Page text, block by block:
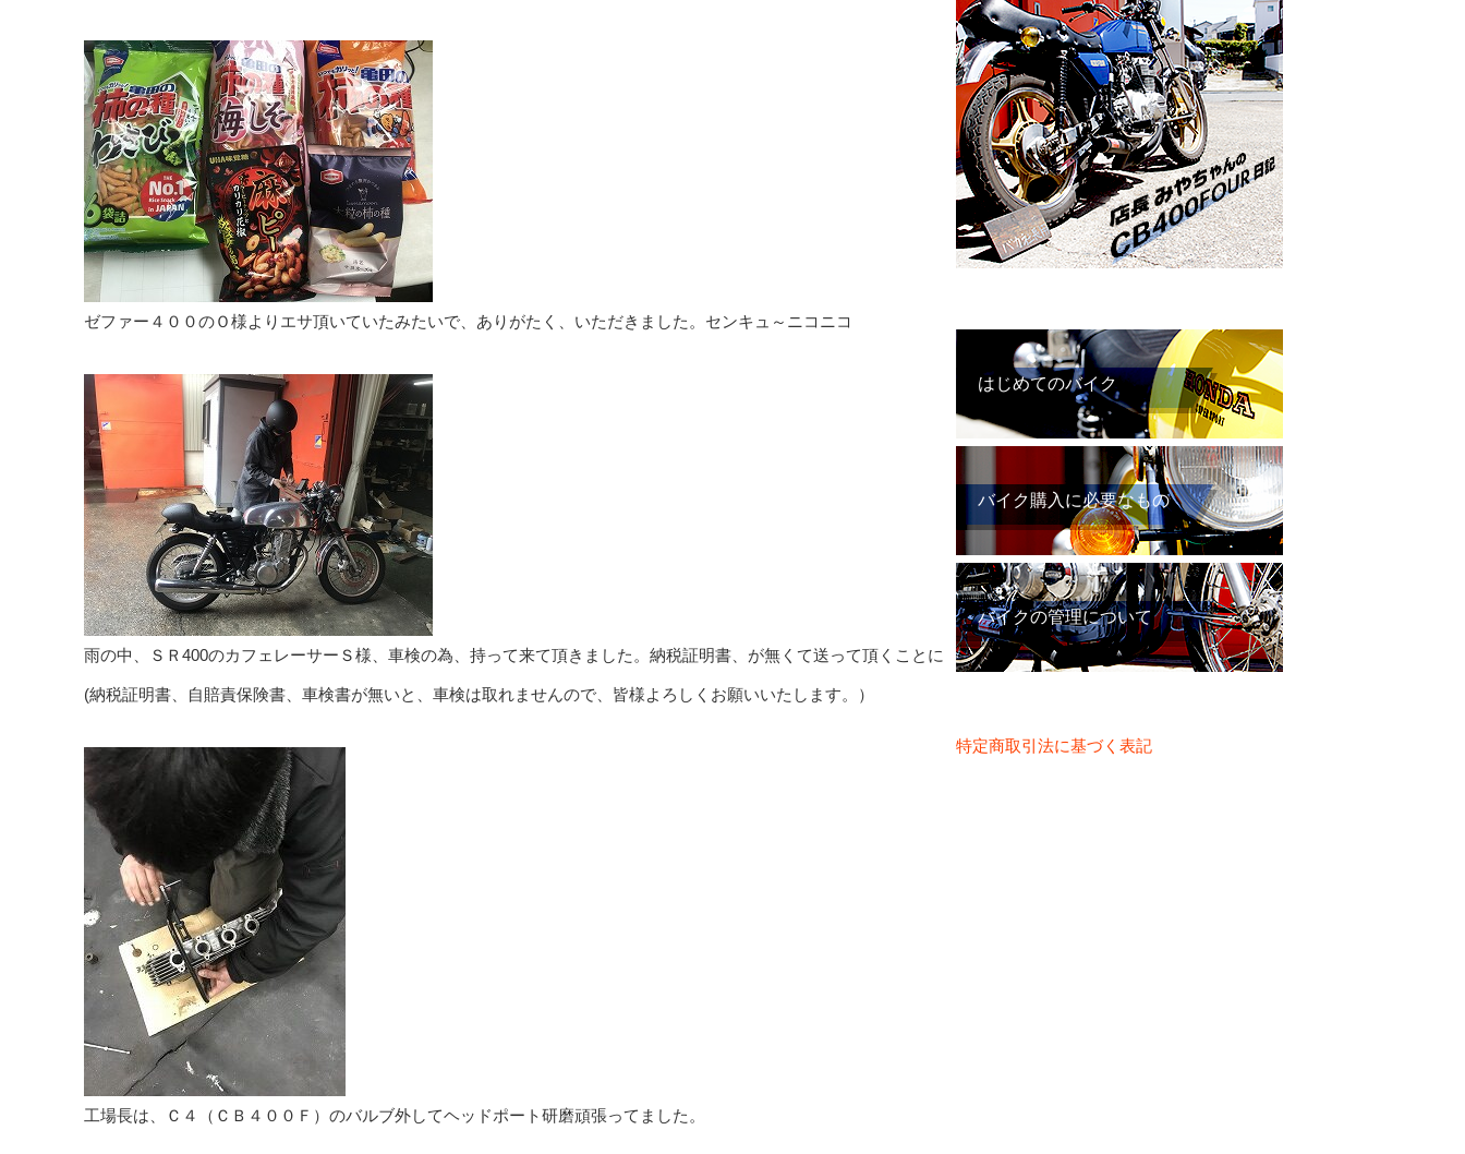
ゼファー４００のＯ様よりエサ頂いていたみたいで、ありがたく、いただきました。センキュ～ニコニコ
雨の中、ＳＲ400のカフェレーサーＳ様、車検の為、持って来て頂きました。納税証明書、が無くて送って頂くことに
(納税証明書、自賠責保険書、車検書が無いと、車検は取れませんので、皆様よろしくお願いいたします。）
工場長は、Ｃ４（ＣＢ４００Ｆ）のバルブ外してヘッドポート研磨頑張ってました。
はじめてのバイク
バイク購入に必要なもの
バイクの管理について
特定商取引法に基づく表記